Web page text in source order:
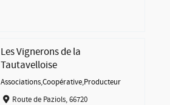
Les Vignerons de la
Tautavelloise
Associations,Coopérative,Producteur
Route de Paziols, 66720